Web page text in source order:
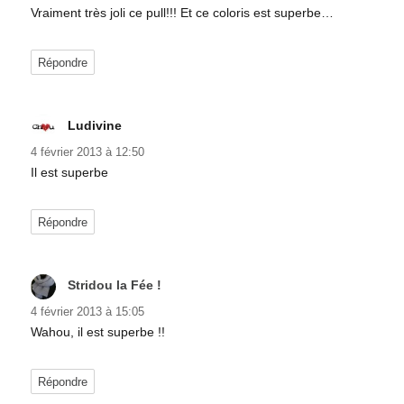
Vraiment très joli ce pull!!! Et ce coloris est superbe…
Répondre
Ludivine
4 février 2013 à 12:50
Il est superbe
Répondre
Stridou la Fée !
4 février 2013 à 15:05
Wahou, il est superbe !!
Répondre